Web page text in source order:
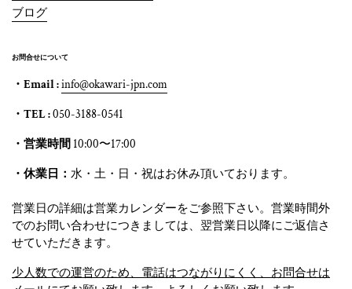
ブログ
お問合せについて
・Email :info@okawari-jpn.com
・TEL :050-3188-0541
・営業時間 10:00〜17:00
・休業日： 水・土・日・祝はお休み頂いております。
営業日の詳細は営業カレンダーをご参照下さい。営業時間外
でのお問い合わせにつきましては、翌営業日以降にご返信さ
せていただきます。
少人数での運営のため、電話はつながりにくく、お問合せは